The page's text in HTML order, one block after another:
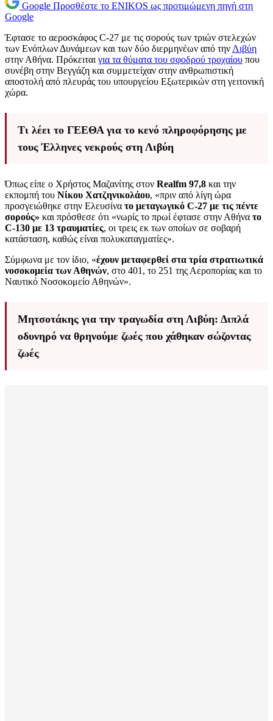
Google Προσθέστε το ENIKOS ως προτιμώμενη πηγή στη
Google
Έφτασε το αεροσκάφος C-27 με τις σορούς των τριών στελεχών
των Ενόπλων Δυνάμεων και των δύο διερμηνέων από την Λιβύη
στην Αθήνα. Πρόκειται για τα θύματα του σφοδρού τροχαίου που
συνέβη στην Βεγγάζη και συμμετείχαν στην ανθρωπιστική
αποστολή από πλευράς του υπουργείου Εξωτερικών στη γειτονική
χώρα.
Τι λέει το ΓΕΕΘΑ για το κενό πληροφόρησης με
τους Έλληνες νεκρούς στη Λιβύη
Όπως είπε ο Χρήστος Μαζανίτης στον Realfm 97,8 και την
εκπομπή του Νίκου Χατζηνικολάου, «πριν από λίγη ώρα
προσγειώθηκε στην Ελευσίνα το μεταγωγικό C-27 με τις πέντε
σορούς» και πρόσθεσε ότι «νωρίς το πρωί έφτασε στην Αθήνα το
C-130 με 13 τραυματίες, οι τρεις εκ των οποίων σε σοβαρή
κατάσταση, καθώς είναι πολυκαταγματίες».
Σύμφωνα με τον ίδιο, «έχουν μεταφερθεί στα τρία στρατιωτικά
νοσοκομεία των Αθηνών, στο 401, το 251 της Αεροπορίας και το
Ναυτικό Νοσοκομείο Αθηνών».
Μητσοτάκης για την τραγωδία στη Λιβύη: Διπλά
οδυνηρό να θρηνούμε ζωές που χάθηκαν σώζοντας
ζωές